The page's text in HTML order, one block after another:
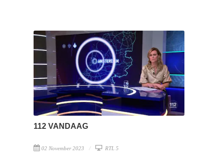
112 VANDAAG
02 November 2023 RTL 5